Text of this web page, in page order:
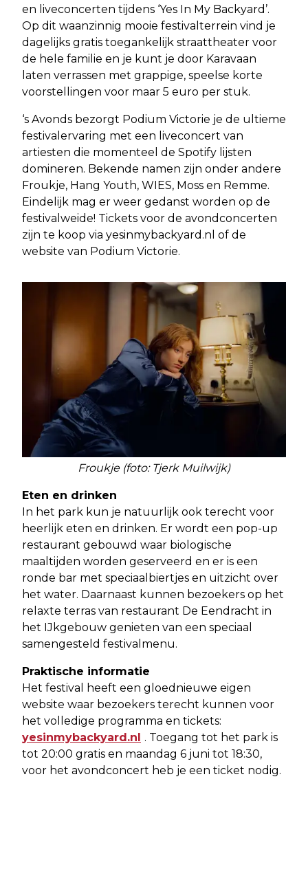
en liveconcerten tijdens ‘Yes In My Backyard’.
Op dit waanzinnig mooie festivalterrein vind je
dagelijks gratis toegankelijk straattheater voor
de hele familie en je kunt je door Karavaan
laten verrassen met grappige, speelse korte
voorstellingen voor maar 5 euro per stuk.
‘s Avonds bezorgt Podium Victorie je de ultieme
festivalervaring met een liveconcert van
artiesten die momenteel de Spotify lijsten
domineren. Bekende namen zijn onder andere
Froukje, Hang Youth, WIES, Moss en Remme.
Eindelijk mag er weer gedanst worden op de
festivalweide! Tickets voor de avondconcerten
zijn te koop via yesinmybackyard.nl of de
website van Podium Victorie.
Froukje (foto: Tjerk Muilwijk)
Eten en drinken
In het park kun je natuurlijk ook terecht voor
heerlijk eten en drinken. Er wordt een pop-up
restaurant gebouwd waar biologische
maaltijden worden geserveerd en er is een
ronde bar met speciaalbiertjes en uitzicht over
het water. Daarnaast kunnen bezoekers op het
relaxte terras van restaurant De Eendracht in
het IJkgebouw genieten van een speciaal
samengesteld festivalmenu.
Praktische informatie
Het festival heeft een gloednieuwe eigen
website waar bezoekers terecht kunnen voor
het volledige programma en tickets:
yesinmybackyard.nl
. Toegang tot het park is
tot 20:00 gratis en maandag 6 juni tot 18:30,
voor het avondconcert heb je een ticket nodig.